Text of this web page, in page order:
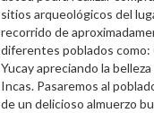
sitios arqueológicos del
recorrido de
diferentes poblados como:
Yucay apreciando la
Incas. Pasaremos al
de un delicioso almuerzo